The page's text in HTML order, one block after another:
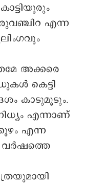
എന്ന
അക്കരെ
കെട്ടി
കാടുമൂടും.
എന്നാണ്
എന്ന